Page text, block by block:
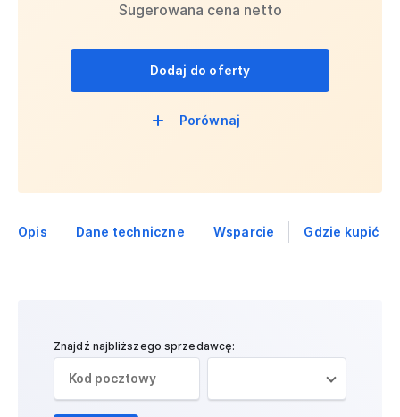
Sugerowana cena netto
Dodaj do oferty
Porównaj
Opis Dane techniczne Wsparcie Gdzie kupić
Znajdź najbliższego sprzedawcę: